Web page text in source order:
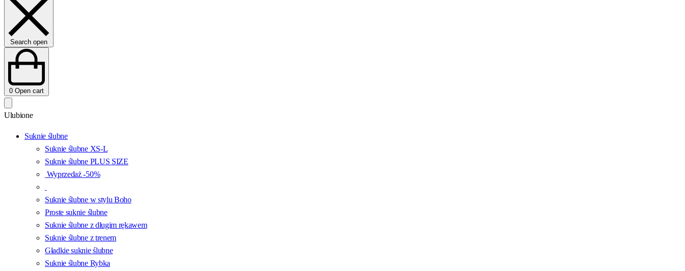
Search open
0 Open cart
Ulubione
Suknie ślubne
Suknie ślubne XS-L
Suknie ślubne PLUS SIZE
Wyprzedaż -50%
Suknie ślubne w stylu Boho
Proste suknie ślubne
Suknie ślubne z długim rękawem
Suknie ślubne z trenem
Gładkie suknie ślubne
Suknie ślubne Rybka